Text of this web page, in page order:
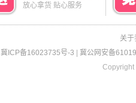
放心拿货 贴心服务
关于
冀ICP备16023735号-3
冀公网安备